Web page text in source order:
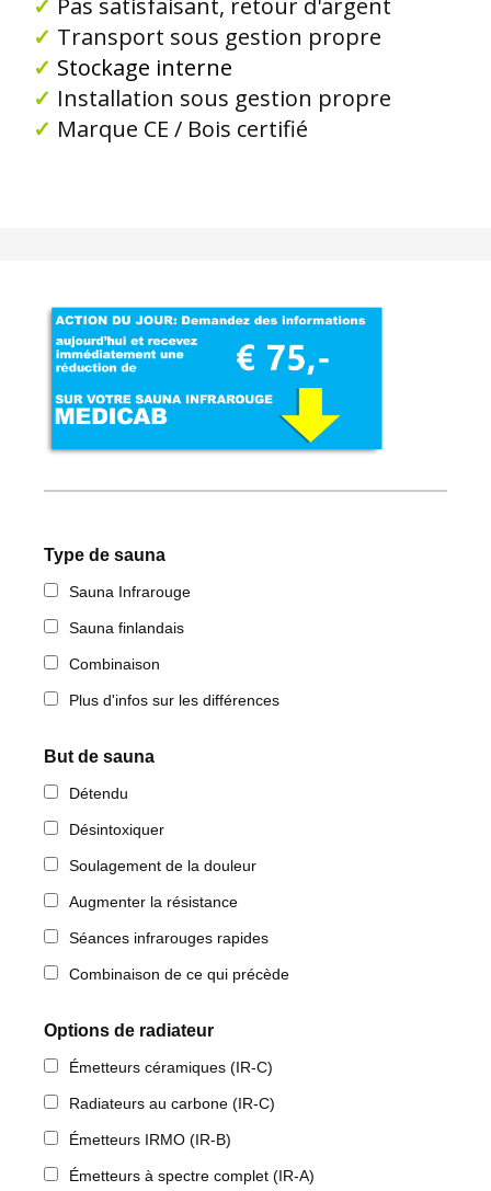
✓ Pas satisfaisant, retour d'argent
✓ Transport sous gestion propre
✓ Stockage interne
✓ Installation sous gestion propre
✓ Marque CE / Bois certifié
Type de sauna
Sauna Infrarouge
Sauna finlandais
Combinaison
Plus d'infos sur les différences
But de sauna
Détendu
Désintoxiquer
Soulagement de la douleur
Augmenter la résistance
Séances infrarouges rapides
Combinaison de ce qui précède
Options de radiateur
Émetteurs céramiques (IR-C)
Radiateurs au carbone (IR-C)
Émetteurs IRMO (IR-B)
Émetteurs à spectre complet (IR-A)